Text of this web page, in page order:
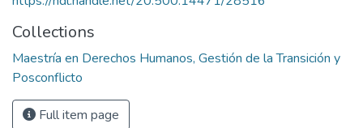
Collections
Maestría en Derechos Humanos, Gestión de la Transición y
Posconflicto
Full item page